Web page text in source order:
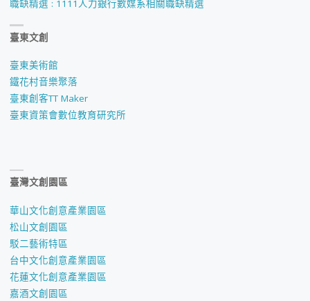
職缺精選 : 1111人力銀行數媒系相關職缺精選
臺東文創
臺東美術館
鐵花村音樂聚落
臺東創客TT Maker
臺東資策會數位教育研究所
臺灣文創園區
華山文化創意產業園區
松山文創園區
駁二藝術特區
台中文化創意產業園區
花蓮文化創意產業園區
嘉酒文創園區